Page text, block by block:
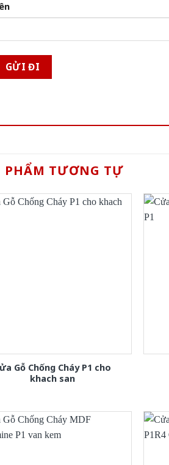
PHẨM TƯƠNG TỰ
Gỗ Chống Cháy P1 cho
khach san